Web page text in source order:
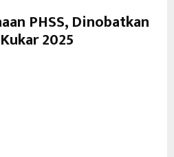
PHSS, Dinobatkan
2025